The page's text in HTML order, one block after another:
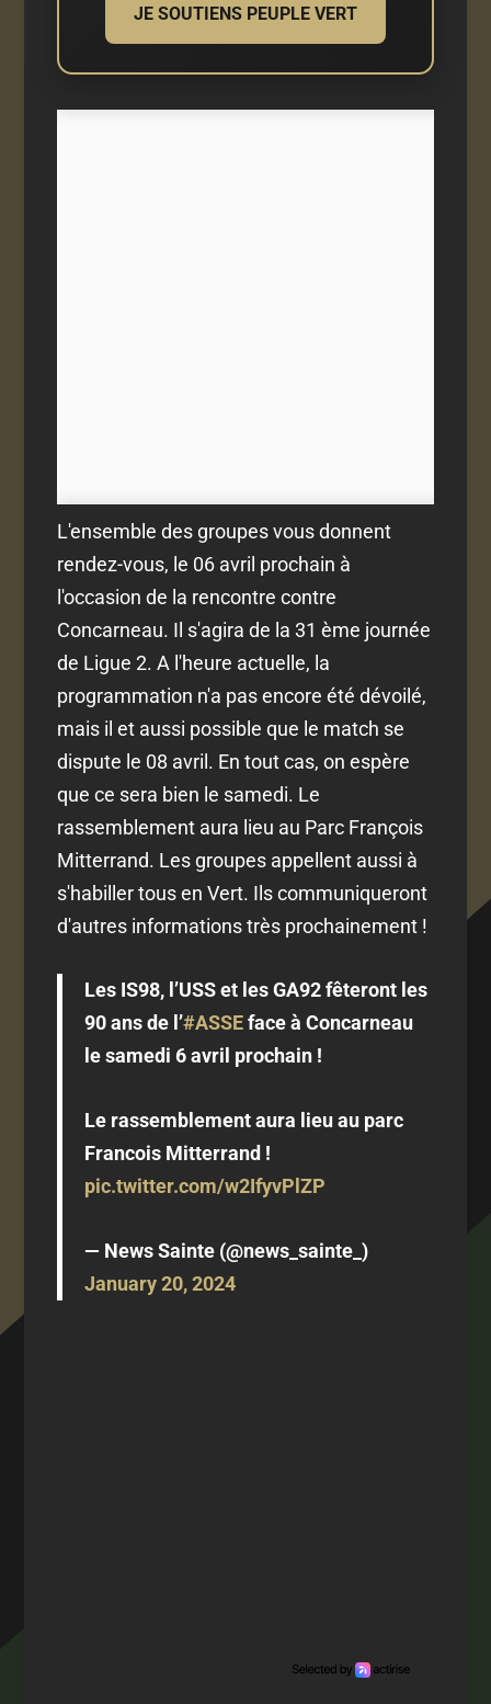
JE SOUTIENS PEUPLE VERT
L'ensemble des groupes vous donnent
rendez-vous, le 06 avril prochain à
l'occasion de la rencontre contre
Concarneau. Il s'agira de la 31 ème journée
de Ligue 2. A l'heure actuelle, la
programmation n'a pas encore été dévoilé,
mais il et aussi possible que le match se
dispute le 08 avril. En tout cas, on espère
que ce sera bien le samedi. Le
rassemblement aura lieu au Parc François
Mitterrand. Les groupes appellent aussi à
s'habiller tous en Vert. Ils communiqueront
d'autres informations très prochainement !
Les IS98, l’USS et les GA92 fêteront les
90 ans de l’#ASSEface à Concarneau
le samedi 6 avril prochain !
Le rassemblement aura lieu au parc
Francois Mitterrand !
pic.twitter.com/w2IfyvPlZP
— News Sainte (@news_sainte_)
January 20, 2024